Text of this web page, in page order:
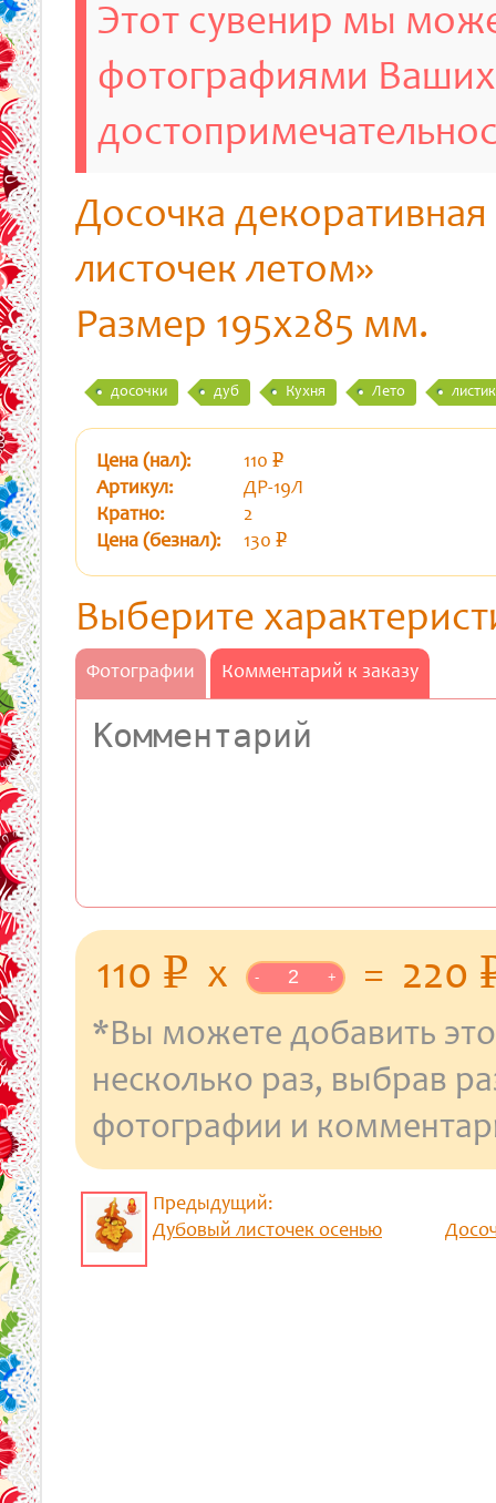
Этот сувенир мы
фотографиями Ваших
Досочка
листочек летом»
Размер 195х285 мм.
досочки дуб Кухня Лето
Цена (нал): 110 p
Артикул:
ДР-19Л
Кратно:
2
Цена (безнал):
130 p
Выберите
Фотографии Комментарий к заказу
110 p уб.
x - + = 220
*Вы можете добавить
несколько раз, выбрав
фотографии и
Предыдущий:
Дубовый листочек осенью